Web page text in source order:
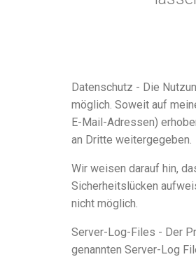
Datenschutz - Die
möglich. Soweit auf
E-Mail-Adressen)
an Dritte weitergegeben.
Wir weisen darauf hin,
Sicherheitslücken
nicht möglich.
Server-Log-Files - Der
genannten Server-Log